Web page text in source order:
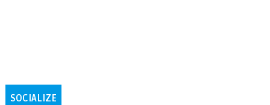
SOCIALIZE